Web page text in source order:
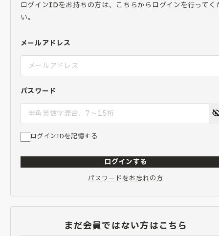
ログインIDをお持ちの方は、こちらからログインを行ってく
い。
メールアドレス
パスワード
ログインIDを記憶する
ログインする
パスワードをお忘れの方
まだ会員ではない方はこちら